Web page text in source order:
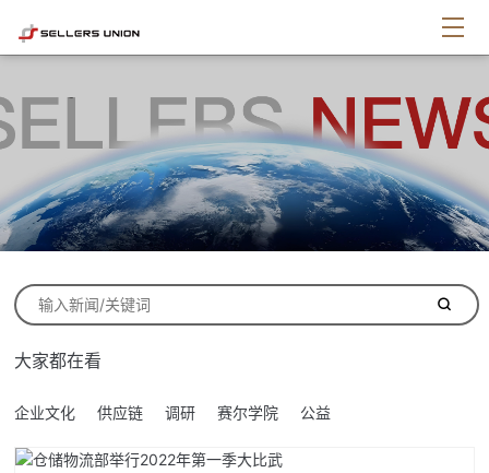
大家都在看
企业文化 供应链 调研 赛尔学院 公益